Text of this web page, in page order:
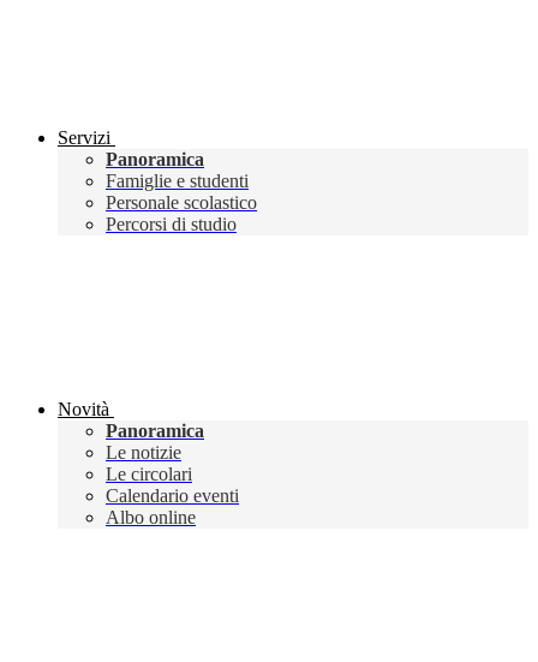
Servizi
Panoramica
Famiglie e studenti
Personale scolastico
Percorsi di studio
Novità
Panoramica
Le notizie
Le circolari
Calendario eventi
Albo online